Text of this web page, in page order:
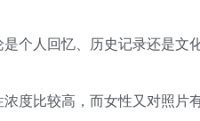
个人回忆、历史记录还是文
度比较高，而女性又对照片